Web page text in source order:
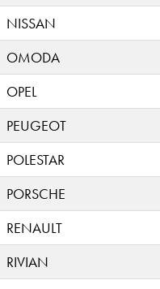
NISSAN
OMODA
OPEL
PEUGEOT
POLESTAR
PORSCHE
RENAULT
RIVIAN